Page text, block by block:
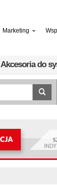
Marketing
Akcesoria do